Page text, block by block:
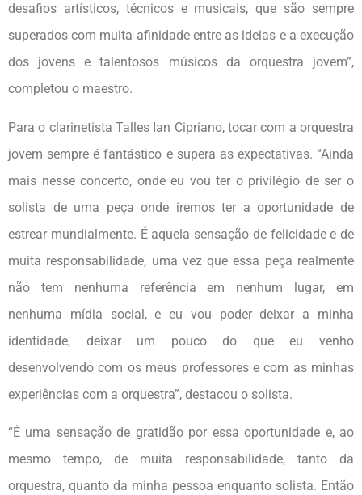
desafios artísticos, técnicos e musicais, que são sempre
superados com muita afinidade entre as ideias e a execução
dos jovens e talentosos músicos da orquestra jovem”,
completou o maestro.
Para o clarinetista Talles Ian Cipriano, tocar com a orquestra
jovem sempre é fantástico e supera as expectativas. “Ainda
mais nesse concerto, onde eu vou ter o privilégio de ser o
solista de uma peça onde iremos ter a oportunidade de
estrear mundialmente. É aquela sensação de felicidade e de
muita responsabilidade, uma vez que essa peça realmente
não tem nenhuma referência em nenhum lugar, em
nenhuma mídia social, e eu vou poder deixar a minha
identidade, deixar um pouco do que eu venho
desenvolvendo com os meus professores e com as minhas
experiências com a orquestra”, destacou o solista.
“É uma sensação de gratidão por essa oportunidade e, ao
mesmo tempo, de muita responsabilidade, tanto da
orquestra, quanto da minha pessoa enquanto solista. Então